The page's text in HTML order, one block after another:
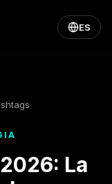
ES
La